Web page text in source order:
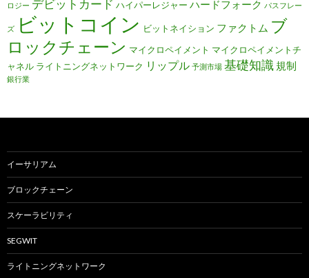
ロジー デビットカード ハイパーレジャー ハードフォーク パスフレー
ズ ビットコイン ビットネイション ファクトム ブ
ロックチェーン マイクロペイメント マイクロペイメントチ
ャネル ライトニングネットワーク リップル 予測市場 基礎知識 規制
銀行業
イーサリアム
ブロックチェーン
スケーラビリティ
SEGWIT
ライトニングネットワーク